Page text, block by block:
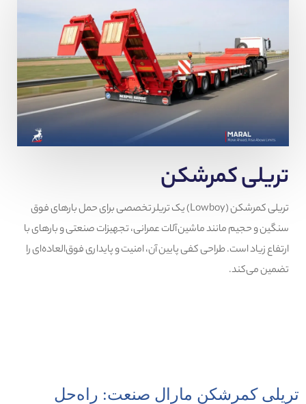
تریلی کمرشکن
تریلی کمرشکن (Lowboy) یک تریلر تخصصی برای حمل بارهای فوق
سنگین و حجیم مانند ماشین‌آلات عمرانی، تجهیزات صنعتی و بارهای با
ارتفاع زیاد است. طراحی کفی پایین آن، امنیت و پایداری فوق‌العاده‌ای را
تضمین می‌کند.
تریلی کمرشکن مارال صنعت: راه‌حل